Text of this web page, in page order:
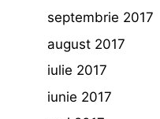
septembrie 2017
august 2017
iulie 2017
iunie 2017